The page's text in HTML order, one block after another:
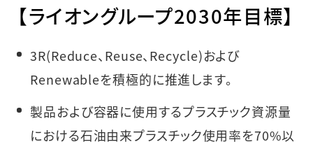
【ライオングループ2030年目標】
3R(Reduce、Reuse、Recycle)および
Renewableを積極的に推進します。
製品および容器に使用するプラスチック資源量
における石油由来プラスチック使用率を70%以